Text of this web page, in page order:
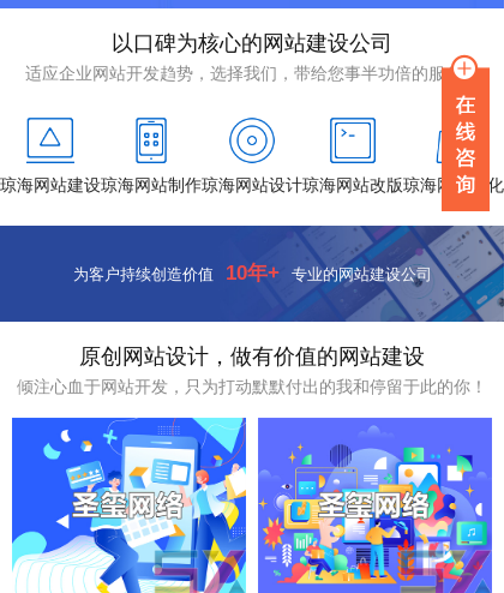
以口碑为核心的网站建设公司
适应企业网站开发趋势，选择我们，带给您事半功倍的服务！
琼海网站建设琼海网站制作琼海网站设计琼海网站改版琼海网站优化
为客户持续创造价值 10年+ 专业的网站建设公司
原创网站设计，做有价值的网站建设
倾注心血于网站开发，只为打动默默付出的我和停留于此的你！